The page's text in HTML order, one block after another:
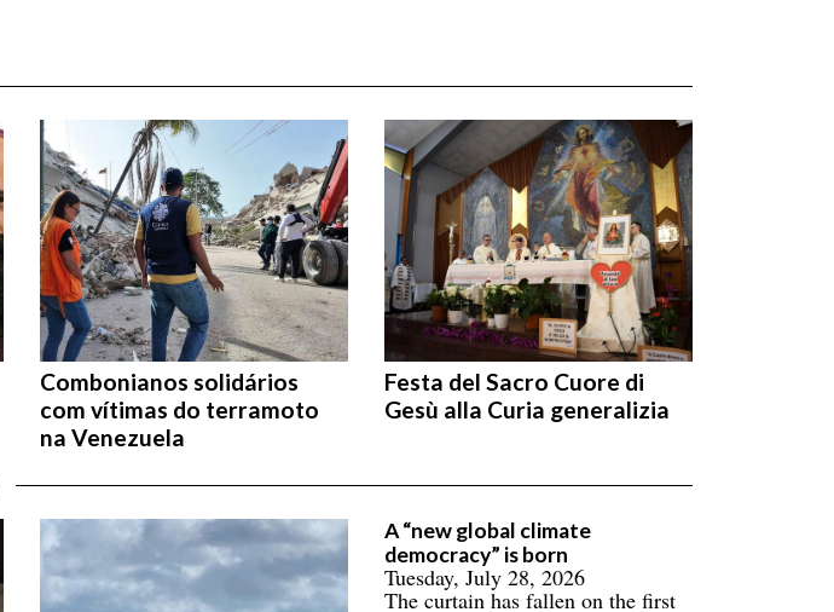
Combonianos solidários
com vítimas do terramoto
na Venezuela
Festa del Sacro Cuore di
Gesù alla Curia generalizia
A “new global climate
democracy” is born
Tuesday, July 28, 2026
The curtain has fallen on the first